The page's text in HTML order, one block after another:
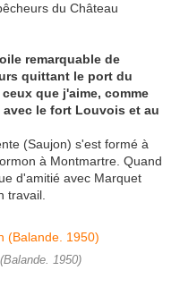
du Château
remarquable de
quittant le port du
que j'aime, comme
le fort Louvois et au
(Saujon) s'est formé à
à Montmartre. Quand
d'amitié avec Marquet
travail.
1950)